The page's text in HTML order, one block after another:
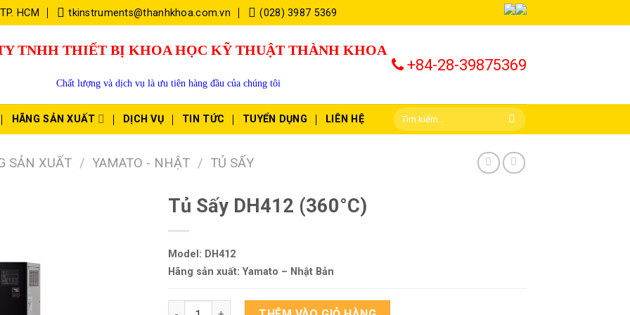
HCM tkinstruments@thanhkhoa.com.vn (028) 3987 5369
TNHH THIẾT BỊ KHOA HỌC KỸ THUẬT THÀNH KHOA
Chất lượng và dịch vụ là ưu tiên hàng đầu của chúng tôi
+84-28-39875369
HÃNG SẢN XUẤT DỊCH VỤ TIN TỨC TUYỂN DỤNG LIÊN HỆ
SẢN XUẤT / YAMATO - NHẬT / TỦ SẤY
Tủ Sấy DH412 (360°C)
Model: DH412
Hãng sản xuất: Yamato – Nhật Bản
Tủ Sấy DH412 (360°C) số lượng